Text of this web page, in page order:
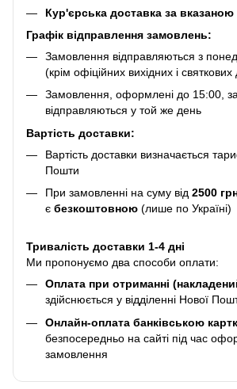
Кур'єрська доставка за
Графік відправлення замовлень:
Замовлення відправляються з
(крім офіційних вихідних і святкових
Замовлення, оформлені до 15:00,
відправляються у той же день
Вартість доставки:
Вартість доставки визначається
Пошти
При замовленні на суму від 2500
є безкоштовною (лише по Україні)
Тривалість доставки 1-4 дні
Ми пропонуємо два способи оплати:
Оплата при отриманні
здійснюється у відділенні Нової
Онлайн-оплата банківською
безпосередньо на сайті під час
замовлення